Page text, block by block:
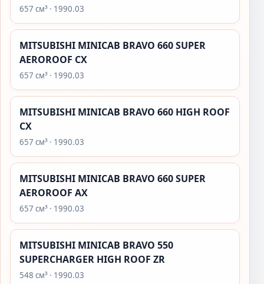
657 см³ · 1990.03
MITSUBISHI MINICAB BRAVO 660 SUPER
AEROROOF CX
657 см³ · 1990.03
MITSUBISHI MINICAB BRAVO 660 HIGH ROOF
CX
657 см³ · 1990.03
MITSUBISHI MINICAB BRAVO 660 SUPER
AEROROOF AX
657 см³ · 1990.03
MITSUBISHI MINICAB BRAVO 550
SUPERCHARGER HIGH ROOF ZR
548 см³ · 1990.03